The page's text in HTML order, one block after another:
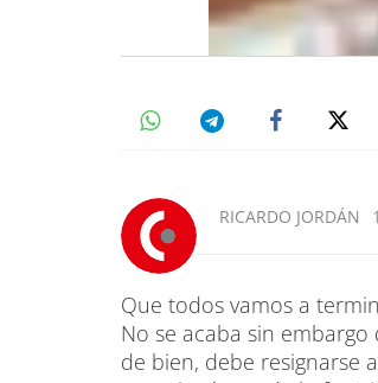
RICARDO JORDÁN
Que todos vamos a
No se acaba sin
de bien, debe resignarse